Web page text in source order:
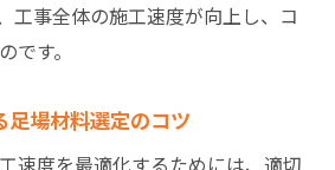
工事全体の施工速度が向上し、コ
です。
場材料選定のコツ
速度を最適化するためには、適切